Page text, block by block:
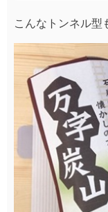
こんなトンネル型